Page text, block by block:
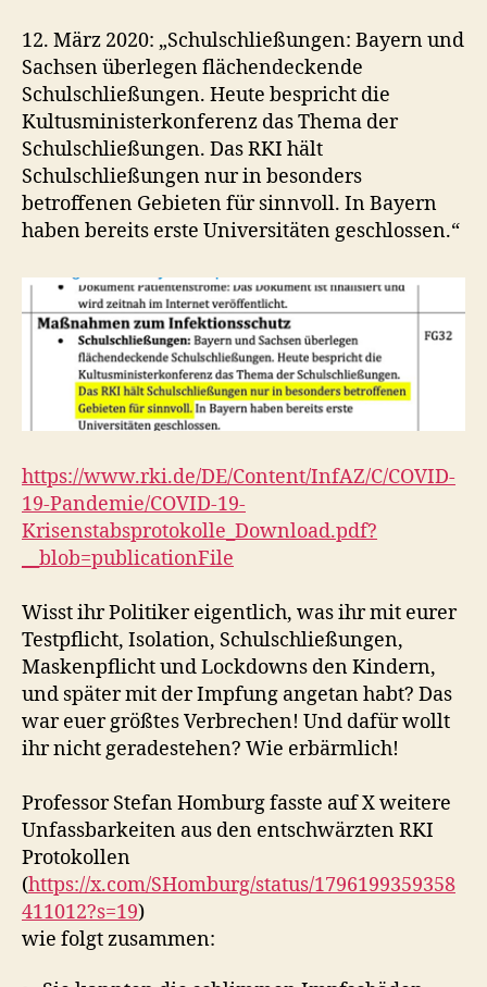
12. März 2020: „Schulschließungen: Bayern und
Sachsen überlegen flächendeckende
Schulschließungen. Heute bespricht die
Kultusministerkonferenz das Thema der
Schulschließungen. Das RKI hält
Schulschließungen nur in besonders
betroffenen Gebieten für sinnvoll. In Bayern
haben bereits erste Universitäten geschlossen.“
https://www.rki.de/DE/Content/InfAZ/C/COVID-
19-Pandemie/COVID-19-
Krisenstabsprotokolle_Download.pdf?
__blob=publicationFile
Wisst ihr Politiker eigentlich, was ihr mit eurer
Testpflicht, Isolation, Schulschließungen,
Maskenpflicht und Lockdowns den Kindern,
und später mit der Impfung angetan habt? Das
war euer größtes Verbrechen! Und dafür wollt
ihr nicht geradestehen? Wie erbärmlich!
Professor Stefan Homburg fasste auf X weitere
Unfassbarkeiten aus den entschwärzten RKI
Protokollen
(https://x.com/SHomburg/status/1796199359358
411012?s=19)
wie folgt zusammen: